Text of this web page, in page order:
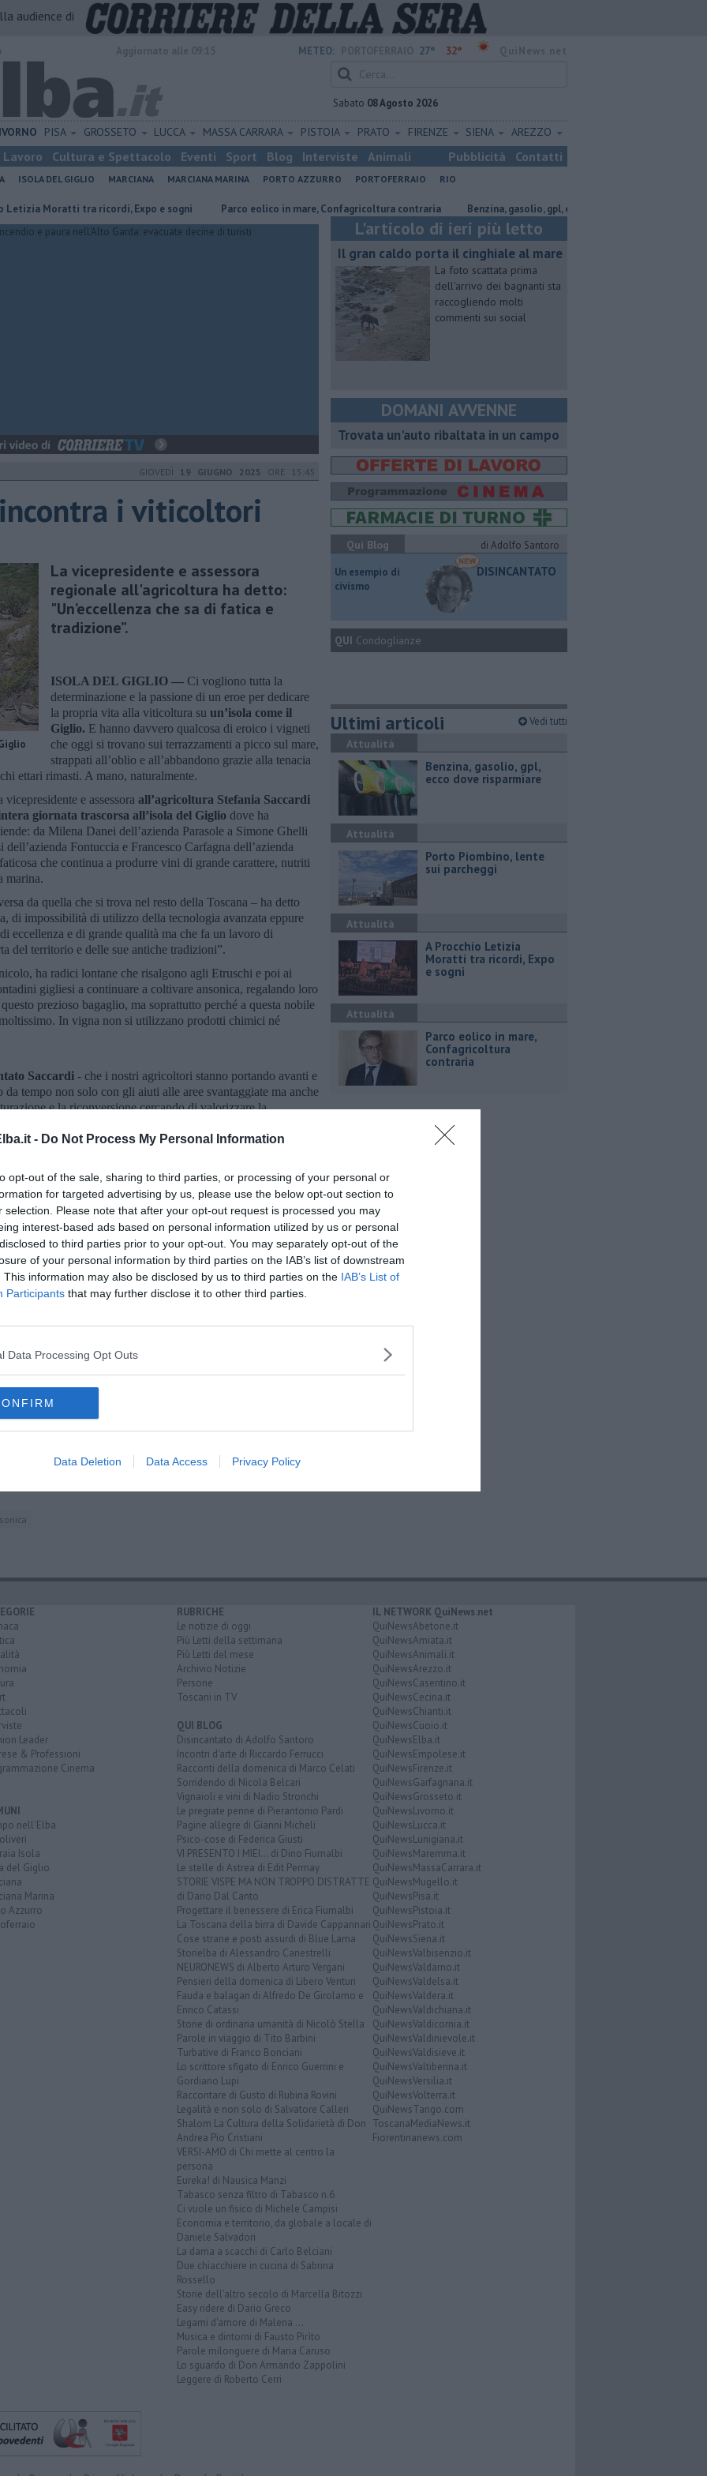
- Do Not Process My Personal Information
opt-out of the sale, sharing to third parties, or processing of your personal or
for targeted advertising by us, please use the below opt-out section to
selection. Please note that after your opt-out request is processed you may
interest-based ads based on personal information utilized by us or personal
to third parties prior to your opt-out. You may separately opt-out of the
of your personal information by third parties on the IAB’s list of downstream
This information may also be disclosed by us to third parties on the IAB’s List of
Participants that may further disclose it to other third parties.
Data Processing Opt Outs
Data Deletion Data Access Privacy Policy
audience di
METEO: 27° 32°
Sabato 08 Agosto 2026
PISA GROSSETO LUCCA MASSA CARRARA PISTOIA PRATO FIRENZE SIENA AREZZO
Lavoro Cultura e Spettacolo Eventi Sport Blog Interviste Animali Pubblicità Contatti
ISOLA DEL GIGLIO MARCIANA MARCIANA MARINA PORTO AZZURRO PORTOFERRAIO RIO
tra ricordi, Expo e sogni Parco eolico in mare, Confagricoltura contraria ​Benzina, gasolio, gpl, ecco dove risparmiare
GIOVEDÌ 19 GIUGNO 2025 ORE 15:45
i viticoltori
La vicepresidente e assessora
regionale all'agricoltura ha detto:
"Un’eccellenza che sa di fatica e
tradizione”.
ISOLA DEL GIGLIO — Ci vogliono tutta la
determinazione e la passione di un eroe per dedicare
la propria vita alla viticoltura su un’isola come il
Giglio. E hanno davvero qualcosa di eroico i vigneti
che oggi si trovano sui terrazzamenti a picco sul mare,
strappati all’oblio e all’abbandono grazie alla tenacia
ettari rimasti. A mano, naturalmente.
e assessora all’agricoltura Stefania Saccardi
giornata trascorsa all’isola del Giglio dove ha
da Milena Danei dell’azienda Parasole a Simone Ghelli
Fontuccia e Francesco Carfagna dell’azienda
che continua a produrre vini di grande carattere, nutriti
marina.
da quella che si trova nel resto della Toscana – ha detto
di impossibilità di utilizzo della tecnologia avanzata eppure
eccellenza e di grande qualità ma che fa un lavoro di
del territorio e delle sue antiche tradizioni”.
ha radici lontane che risalgono agli Etruschi e poi ai
gigliesi a continuare a coltivare ansonica, regalando loro
prezioso bagaglio, ma soprattutto perché a questa nobile
In vigna non si utilizzano prodotti chimici né
Saccardi - che i nostri agricoltori stanno portando avanti e
tempo non solo con gli aiuti alle aree svantaggiate ma anche
e la riconversione cercando di valorizzare la
che possano consentire anche a chi ha pochissimi ettari
a mantenere questi presidi che sono importanti non solo
per la conservazione dei suoi valori, delle sue tradizioni
d'Elba iscriviti allaNewsletter QUInews ELBA.Arriva
nella tua casella di posta.
iscriviti alla
nella tua casella di posta.
L'articolo di ieri più letto
Il gran caldo porta il cinghiale al mare
La foto scattata prima
dell'arrivo dei bagnanti sta
raccogliendo molti
commenti sui social
DOMANI AVVENNE
Trovata un'auto ribaltata in un campo
Qui Blog
di Adolfo Santoro
​Un esempio di
civismo
DISINCANTATO
QUI Condoglianze
Ultimi articoli Vedi tutti
Attualità
​Benzina, gasolio, gpl,
ecco dove risparmiare
Attualità
Porto Piombino, lente
sui parcheggi
Attualità
A Procchio Letizia
Moratti tra ricordi, Expo
e sogni
Attualità
Parco eolico in mare,
Confagricoltura
contraria
Leader
& Professioni
Cinema
nell'Elba
Isola
del Giglio
Marina
Azzurro
RUBRICHE
Le notizie di oggi
Più Letti della settimana
Più Letti del mese
Archivio Notizie
Persone
Toscani in TV
QUI BLOG
Disincantato di Adolfo Santoro
Incontri d'arte di Riccardo Ferrucci
Racconti della domenica di Marco Celati
Sorridendo di Nicola Belcari
Vignaioli e vini di Nadio Stronchi
Le pregiate penne di Pierantonio Pardi
Pagine allegre di Gianni Micheli
Psico-cose di Federica Giusti
VI PRESENTO I MIEI... di Dino Fiumalbi
Le stelle di Astrea di Edit Permay
STORIE VISPE MA NON TROPPO DISTRATTE
di Dario Dal Canto
Progettare il benessere di Erica Fiumalbi
La Toscana della birra di Davide Cappannari
Cose strane e posti assurdi di Blue Lama
Storielba di Alessandro Canestrelli
NEURONEWS di Alberto Arturo Vergani
Pensieri della domenica di Libero Venturi
Fauda e balagan di Alfredo De Girolamo e
Enrico Catassi
Storie di ordinaria umanità di Nicolò Stella
Parole in viaggio di Tito Barbini
Turbative di Franco Bonciani
Lo scrittore sfigato di Enrico Guerrini e
Gordiano Lupi
Raccontare di Gusto di Rubina Rovini
Legalità e non solo di Salvatore Calleri
Shalom La Cultura della Solidarietà di Don
Andrea Pio Cristiani
VERSI-AMO di Chi mette al centro la
persona
Eureka! di Nausica Manzi
Tabasco senza filtro di Tabasco n.6
Ci vuole un fisico di Michele Campisi
Economia e territorio, da globale a locale di
Daniele Salvadori
La dama a scacchi di Carlo Belciani
Due chiacchiere in cucina di Sabrina
Rossello
Storie dell'altro secolo di Marcella Bitozzi
Easy ridere di Dario Greco
Legami d'amore di Malena ...
Musica e dintorni di Fausto Pirìto
Parole milonguere di Maria Caruso
Lo sguardo di Don Armando Zappolini
Leggere di Roberto Cerri
IL NETWORK QuiNews.net
QuiNewsAbetone.it
QuiNewsAmiata.it
QuiNewsAnimali.it
QuiNewsArezzo.it
QuiNewsCasentino.it
QuiNewsCecina.it
QuiNewsChianti.it
QuiNewsCuoio.it
QuiNewsElba.it
QuiNewsEmpolese.it
QuiNewsFirenze.it
QuiNewsGarfagnana.it
QuiNewsGrosseto.it
QuiNewsLivorno.it
QuiNewsLucca.it
QuiNewsLunigiana.it
QuiNewsMaremma.it
QuiNewsMassaCarrara.it
QuiNewsMugello.it
QuiNewsPisa.it
QuiNewsPistoia.it
QuiNewsPrato.it
QuiNewsSiena.it
QuiNewsValbisenzio.it
QuiNewsValdarno.it
QuiNewsValdelsa.it
QuiNewsValdera.it
QuiNewsValdichiana.it
QuiNewsValdicornia.it
QuiNewsValdinievole.it
QuiNewsValdisieve.it
QuiNewsValtiberina.it
QuiNewsVersilia.it
QuiNewsVolterra.it
QuiNewsTango.com
ToscanaMediaNews.it
Fiorentinanews.com